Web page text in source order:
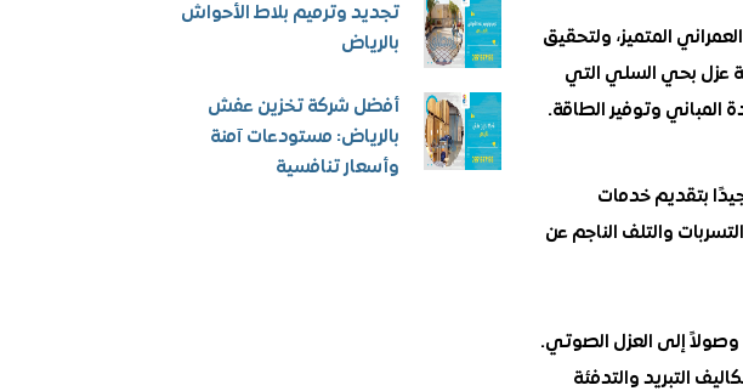
المتميز، ولتحقيق
عزل بحي السلي التي
المباني وتوفير الطاقة.
بتقديم خدمات
والتلف الناجم عن
وصولاً إلى العزل الصوتي.
التبريد والتدفئة
تجديد وترميم بلاط الأحواش
بالرياض
أفضل شركة تخزين عفش
بالرياض: مستودعات آمنة
وأسعار تنافسية